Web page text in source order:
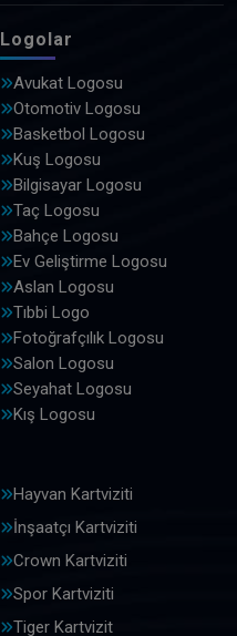
Logolar
Avukat Logosu
Otomotiv Logosu
Basketbol Logosu
Kuş Logosu
Bilgisayar Logosu
Taç Logosu
Bahçe Logosu
Ev Geliştirme Logosu
Aslan Logosu
Tıbbi Logo
Fotoğrafçılık Logosu
Salon Logosu
Seyahat Logosu
Kış Logosu
Hayvan Kartviziti
İnşaatçı Kartviziti
Crown Kartviziti
Spor Kartviziti
Tiger Kartvizit